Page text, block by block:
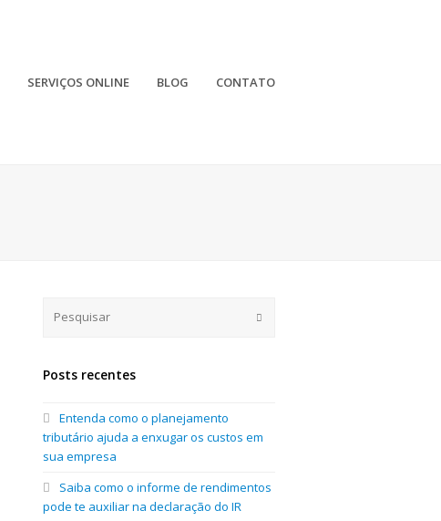
SERVIÇOS ONLINE BLOG CONTATO
Posts recentes
Entenda como o planejamento
tributário ajuda a enxugar os custos em
sua empresa
Saiba como o informe de rendimentos
pode te auxiliar na declaração do IR